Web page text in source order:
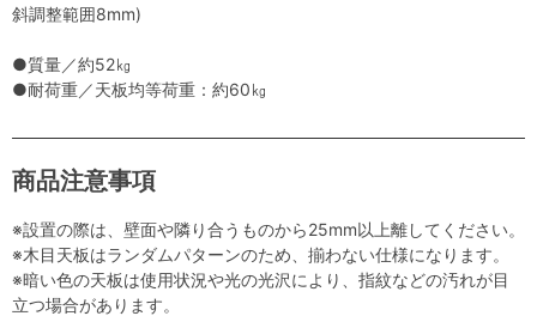
斜調整範囲8mm)
●質量／約52㎏
●耐荷重／天板均等荷重：約60㎏
商品注意事項
※設置の際は、壁面や隣り合うものから25mm以上離してください。
※木目天板はランダムパターンのため、揃わない仕様になります。
※暗い色の天板は使用状況や光の光沢により、指紋などの汚れが目
立つ場合があります。